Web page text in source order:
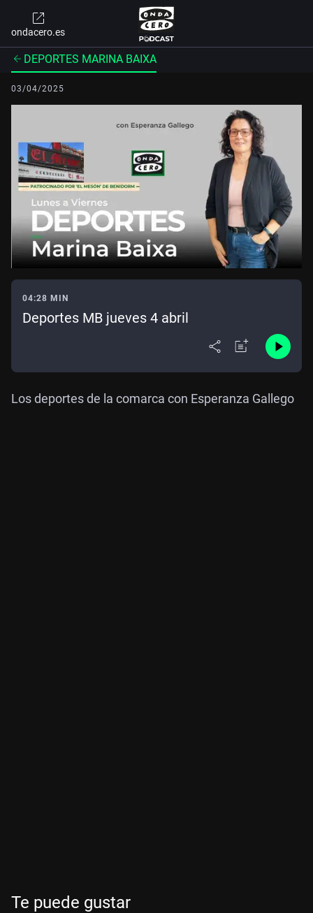
ondacero.es
DEPORTES MARINA BAIXA
03/04/2025
04:28 MIN
Deportes MB jueves 4 abril
Los deportes de la comarca con Esperanza Gallego
Te puede gustar